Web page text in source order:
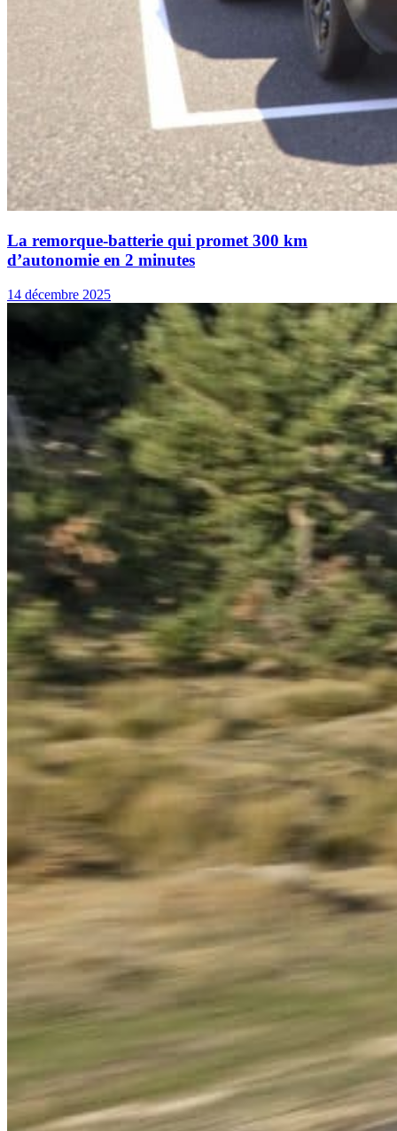
La remorque-batterie qui promet 300 km
d’autonomie en 2 minutes
14 décembre 2025